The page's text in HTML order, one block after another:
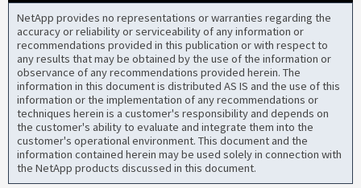
NetApp provides no representations or warranties regarding the
accuracy or reliability or serviceability of any information or
recommendations provided in this publication or with respect to
any results that may be obtained by the use of the information or
observance of any recommendations provided herein. The
information in this document is distributed AS IS and the use of this
information or the implementation of any recommendations or
techniques herein is a customer's responsibility and depends on
the customer's ability to evaluate and integrate them into the
customer's operational environment. This document and the
information contained herein may be used solely in connection with
the NetApp products discussed in this document.